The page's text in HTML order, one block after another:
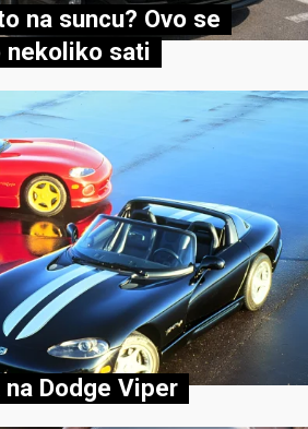
na suncu? Ovo se
nekoliko sati
Dodge Viper